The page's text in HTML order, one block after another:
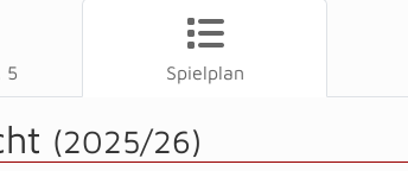
5 Spielplan
(2025/26)